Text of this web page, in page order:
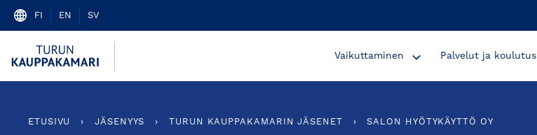
Skip
FI EN SV
Vaikuttaminen Palvelut ja koulutus
ETUSIVU › JÄSENYYS › TURUN KAUPPAKAMARIN JÄSENET › SALON HYÖTYKÄYTTÖ OY